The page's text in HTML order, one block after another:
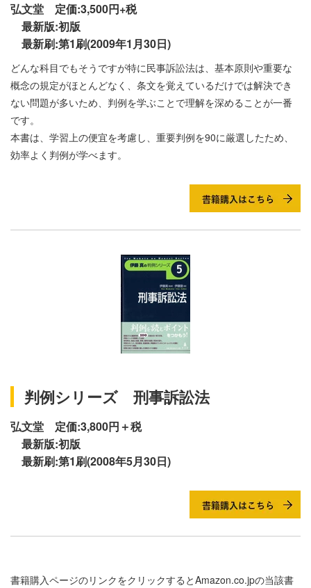
弘文堂 定価:3,500円+税
最新版:初版
最新刷:第1刷(2009年1月30日)
どんな科目でもそうですが特に民事訴訟法は、基本原則や重要な
概念の規定がほとんどなく、条文を覚えているだけでは解決でき
ない問題が多いため、判例を学ぶことで理解を深めることが一番
です。
本書は、学習上の便宜を考慮し、重要判例を90に厳選したため、
効率よく判例が学べます。
判例シリーズ 刑事訴訟法
弘文堂 定価:3,800円＋税
最新版:初版
最新刷:第1刷(2008年5月30日)
書籍購入ページのリンクをクリックするとAmazon.co.jpの当該書